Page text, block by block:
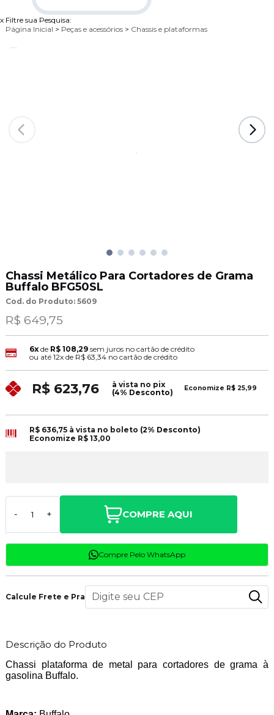
x Filtre sua Pesquisa:
Página Inicial > Peças e acessórios > Chassis e plataformas
Chassi Metálico Para Cortadores de Grama
Buffalo BFG50SL
Cod. do Produto: 5609
R$ 649,75
6xde R$ 108,29 sem juros no cartão de crédito
ou até 12xde R$ 63,34no cartão de crédito
R$ 623,76
à vista no pix
(4% Desconto)
Economize R$ 25,99
R$ 636,75 à vista no boleto (2% Desconto)
Economize R$ 13,00
- + COMPRE AQUI
Compre Pelo WhatsApp
Calcule Frete e Prazo
Descrição do Produto
Chassi plataforma de metal para cortadores de grama à
gasolina Buffalo.